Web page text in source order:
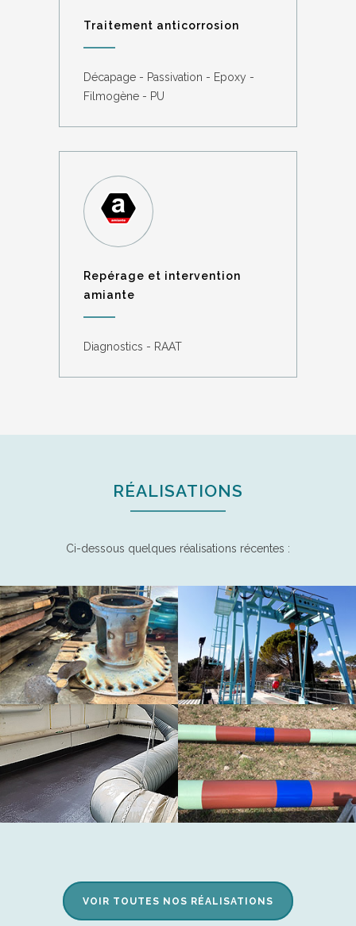
Traitement anticorrosion
Décapage - Passivation - Epoxy -
Filmogène - PU
Repérage et intervention
amiante
Diagnostics - RAAT
RÉALISATIONS
Ci-dessous quelques réalisations récentes :
VOIR TOUTES NOS RÉALISATIONS